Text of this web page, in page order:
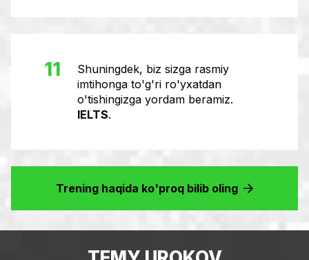
11
Shuningdek, biz sizga rasmiy
imtihonga to'g'ri ro'yxatdan
o'tishingizga yordam beramiz.
IELTS.
Trening haqida ko'proq bilib oling